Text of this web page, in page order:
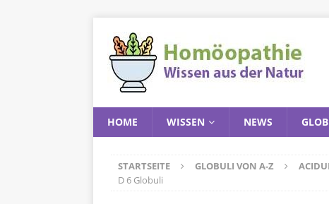
HOME WISSEN NEWS
STARTSEITE GLOBULI VON A-Z
D 6 Globuli